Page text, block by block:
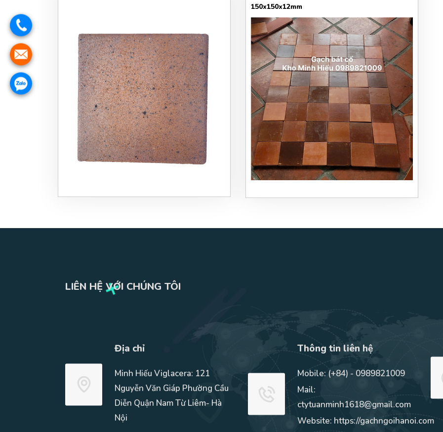
150x150x12mm
LIÊN HỆ VỚI CHÚNG TÔI
Địa chỉ
Minh Hiếu Viglacera: 121
Nguyễn Văn Giáp Phường Cầu
Diễn Quận Nam Từ Liêm- Hà
Nội
Thông tin liên hệ
Mobile: (+84) - 0989821009
Mail:
ctytuanminh1618@gmail.com
Website: https://gachngoihanoi.com